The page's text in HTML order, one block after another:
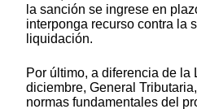
la sanción se ingrese en
interponga recurso contra la
liquidación.
Por último, a diferencia de la
diciembre, General
normas fundamentales del